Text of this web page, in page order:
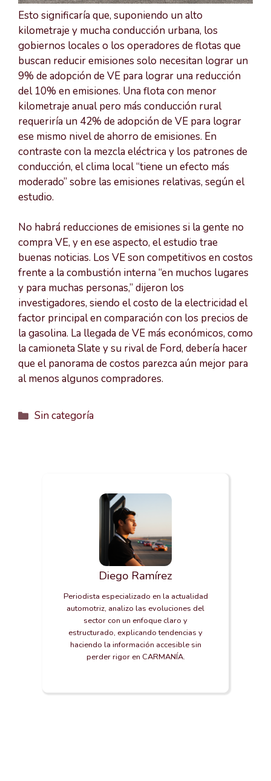
Esto significaría que, suponiendo un alto
kilometraje y mucha conducción urbana, los
gobiernos locales o los operadores de flotas que
buscan reducir emisiones solo necesitan lograr un
9% de adopción de VE para lograr una reducción
del 10% en emisiones. Una flota con menor
kilometraje anual pero más conducción rural
requeriría un 42% de adopción de VE para lograr
ese mismo nivel de ahorro de emisiones. En
contraste con la mezcla eléctrica y los patrones de
conducción, el clima local “tiene un efecto más
moderado” sobre las emisiones relativas, según el
estudio.
No habrá reducciones de emisiones si la gente no
compra VE, y en ese aspecto, el estudio trae
buenas noticias. Los VE son competitivos en costos
frente a la combustión interna “en muchos lugares
y para muchas personas,” dijeron los
investigadores, siendo el costo de la electricidad el
factor principal en comparación con los precios de
la gasolina. La llegada de VE más económicos, como
la camioneta Slate y su rival de Ford, debería hacer
que el panorama de costos parezca aún mejor para
al menos algunos compradores.
Categorías
Sin categoría
Diego Ramírez
Periodista especializado en la actualidad
automotriz, analizo las evoluciones del
sector con un enfoque claro y
estructurado, explicando tendencias y
haciendo la información accesible sin
perder rigor en CARMANÍA.